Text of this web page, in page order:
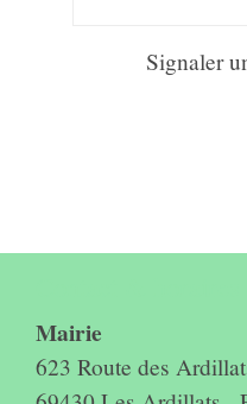
Signaler
Mairie
623 Route des